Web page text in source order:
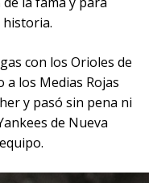
historia.
con los Orioles de
los Medias Rojas
y pasó sin pena ni
de Nueva